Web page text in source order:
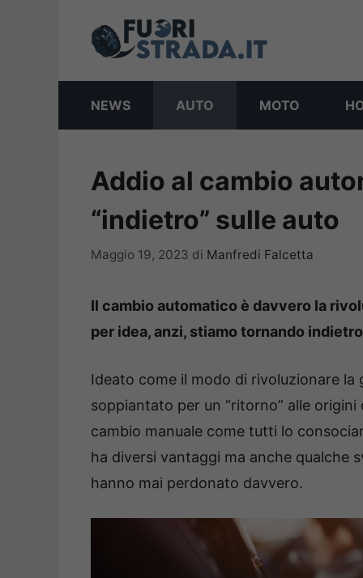
NEWS AUTO MOTO
Addio al cambio
“indietro” sulle auto
Maggio 19, 2023 di Manfredi Falcetta
Il cambio automatico è davvero la
per idea, anzi, stiamo tornando
Ideato come il modo di rivoluzionare la
soppiantato per un “ritorno” alle origini
cambio manuale come tutti lo
ha diversi vantaggi ma anche qualche
hanno mai perdonato davvero.